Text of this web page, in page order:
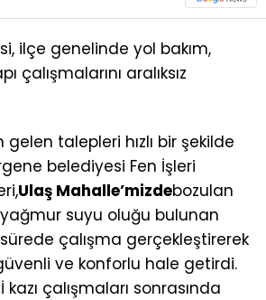
ilçe genelinde yol bakım,
çalışmalarını aralıksız
talepleri hızlı bir şekilde
belediyesi Fen İşleri
Ulaş Mahalle’mizdebozulan
suyu oluğu bulunan
çalışma gerçekleştirerek
ve konforlu hale getirdi.
kazı çalışmaları sonrasında